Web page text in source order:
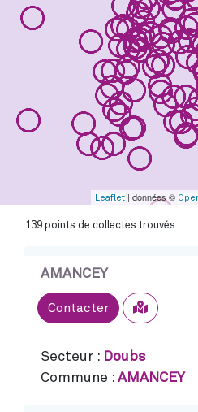
Leaflet | données ©
139 points de collectes trouvés
AMANCEY
Contacter
Secteur : Doubs
Commune : AMANCEY